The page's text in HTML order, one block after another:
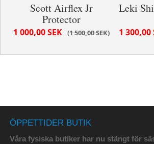
Scott Airflex Jr
Protector
1 500,00 SEK
1 000,00 SEK
Leki
1 300,00
ÖPPETTIDER BUTIK
Våra fysiska butiker har nu stängt för